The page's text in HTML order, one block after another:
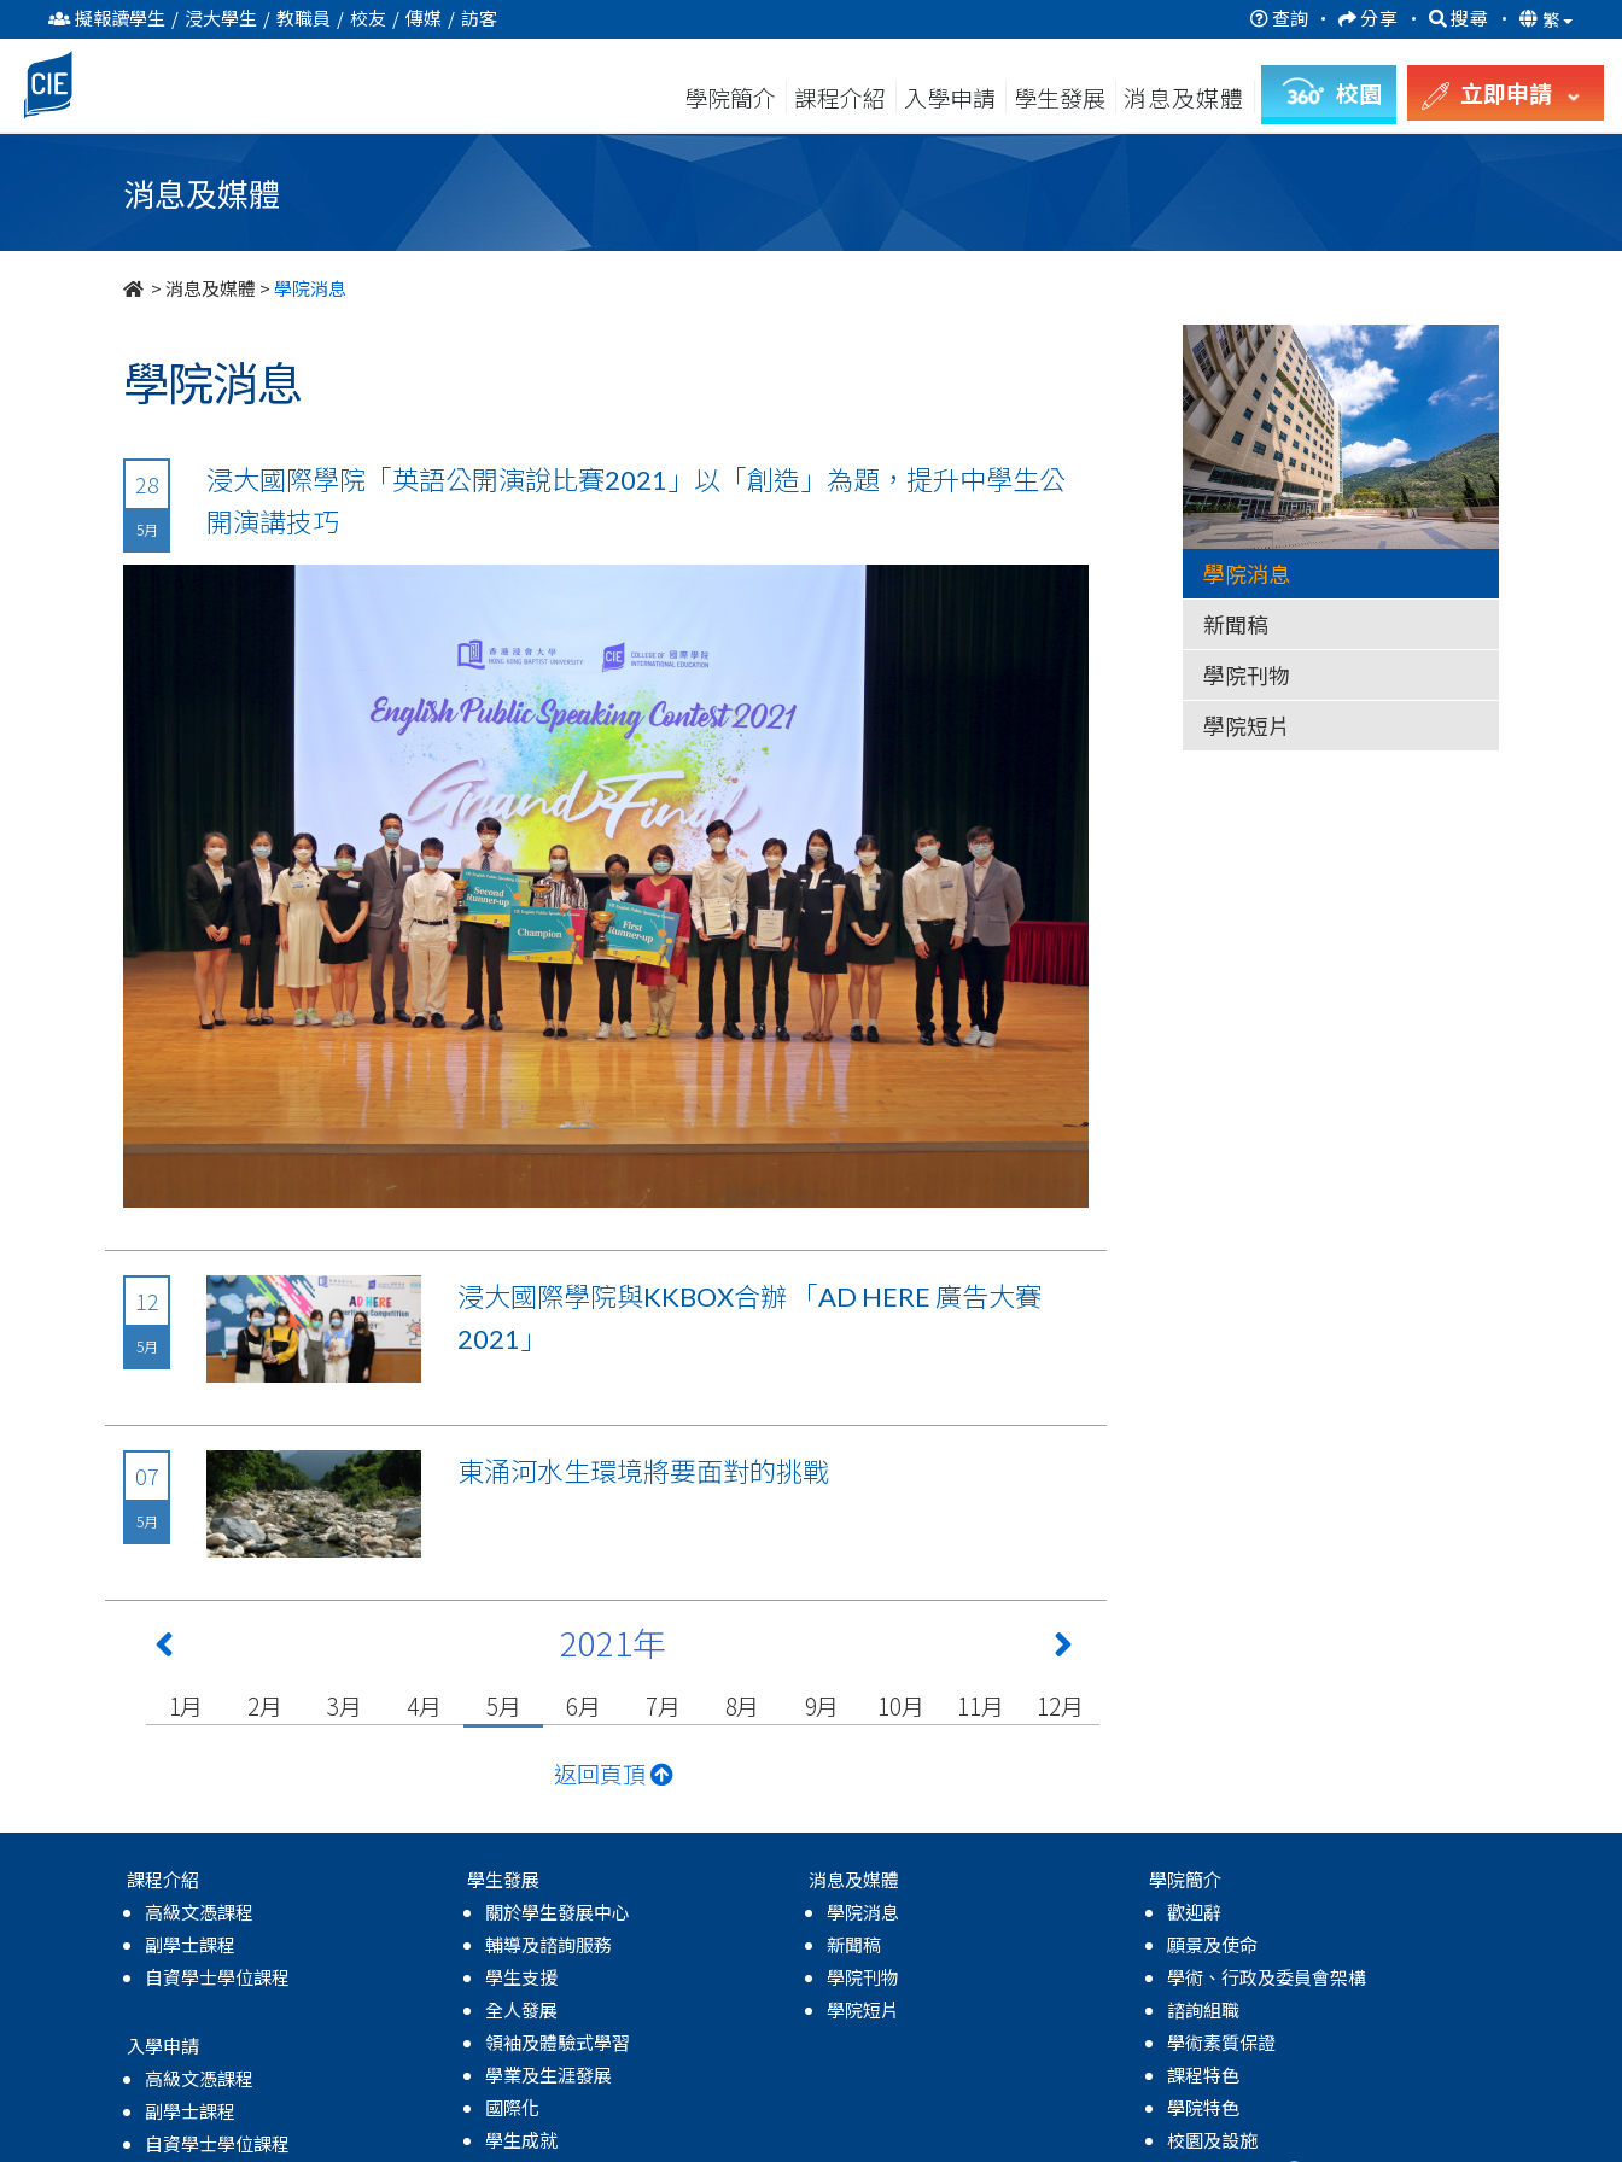
undefined
擬報讀學生 / 浸大學生 / 教職員 / 校友 / 傳媒 / 訪客 查詢 · 分享 · 搜尋 · 繁
學院簡介 課程介紹 入學申請 學生發展 消息及媒體 校園 立即申請
消息及媒體
>消息及媒體 >學院消息
學院消息
28
5月
浸大國際學院「英語公開演說比賽2021」以「創造」為題，提升中學生公
開演講技巧
12
5月
浸大國際學院與KKBOX合辦 「AD HERE 廣告大賽
2021」
07
5月
東涌河水生環境將要面對的挑戰
2021年
1月 2月 3月 4月 5月 6月 7月 8月 9月 10月 11月 12月
返回頁頂
學院消息
新聞稿
學院刊物
學院短片
課程介紹
高級文憑課程
副學士課程
自資學士學位課程
入學申請
高級文憑課程
副學士課程
自資學士學位課程
學生發展
關於學生發展中心
輔導及諮詢服務
學生支援
全人發展
領袖及體驗式學習
學業及生涯發展
國際化
學生成就
消息及媒體
學院消息
新聞稿
學院刊物
學院短片
學院簡介
歡迎辭
願景及使命
學術、行政及委員會架構
諮詢組職
學術素質保證
課程特色
學院特色
校園及設施